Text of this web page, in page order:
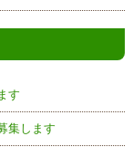
す
集します